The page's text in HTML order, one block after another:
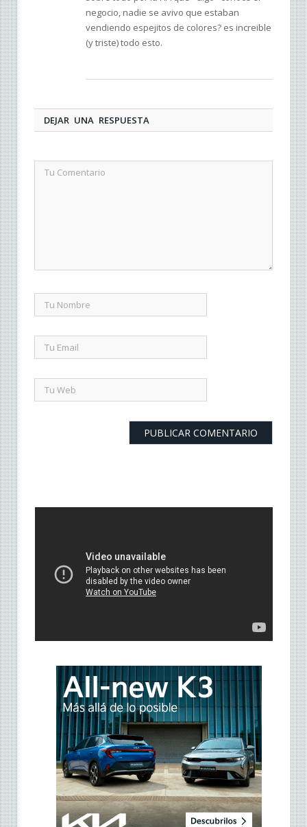
negocio, nadie se avivo que estaban
vendiendo espejitos de colores? es increible
(y triste) todo esto.
DEJAR UNA RESPUESTA